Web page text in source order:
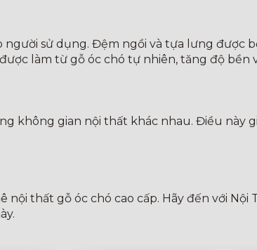
sử dụng. Đệm ngồi và tựa lưng được
làm từ gỗ óc chó tự nhiên, tăng độ bền
không gian nội thất khác nhau. Điều này
thất gỗ óc chó cao cấp. Hãy đến với